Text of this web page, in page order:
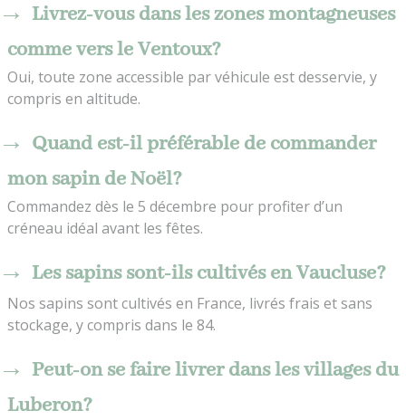
Livrez-vous dans les zones montagneuses
comme vers le Ventoux?
Oui, toute zone accessible par véhicule est desservie, y
compris en altitude.
Quand est-il préférable de commander
mon sapin de Noël?
Commandez dès le 5 décembre pour profiter d’un
créneau idéal avant les fêtes.
Les sapins sont-ils cultivés en Vaucluse?
Nos sapins sont cultivés en France, livrés frais et sans
stockage, y compris dans le 84.
Peut-on se faire livrer dans les villages du
Luberon?